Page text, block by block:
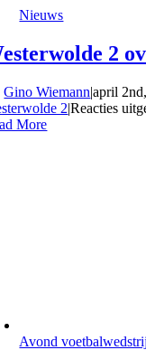
Nieuws
2
Gino Wiemann|april
2|Reacties
More
Avond